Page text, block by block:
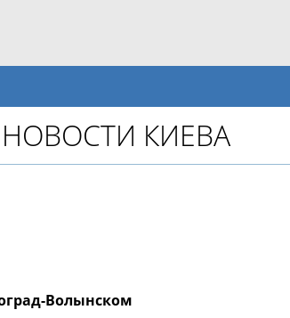
НОВОСТИ КИЕВА
Волынском